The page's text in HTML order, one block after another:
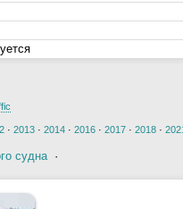
· 2013 · 2014 · 2016 · 2017 · 2018 ·
судна·